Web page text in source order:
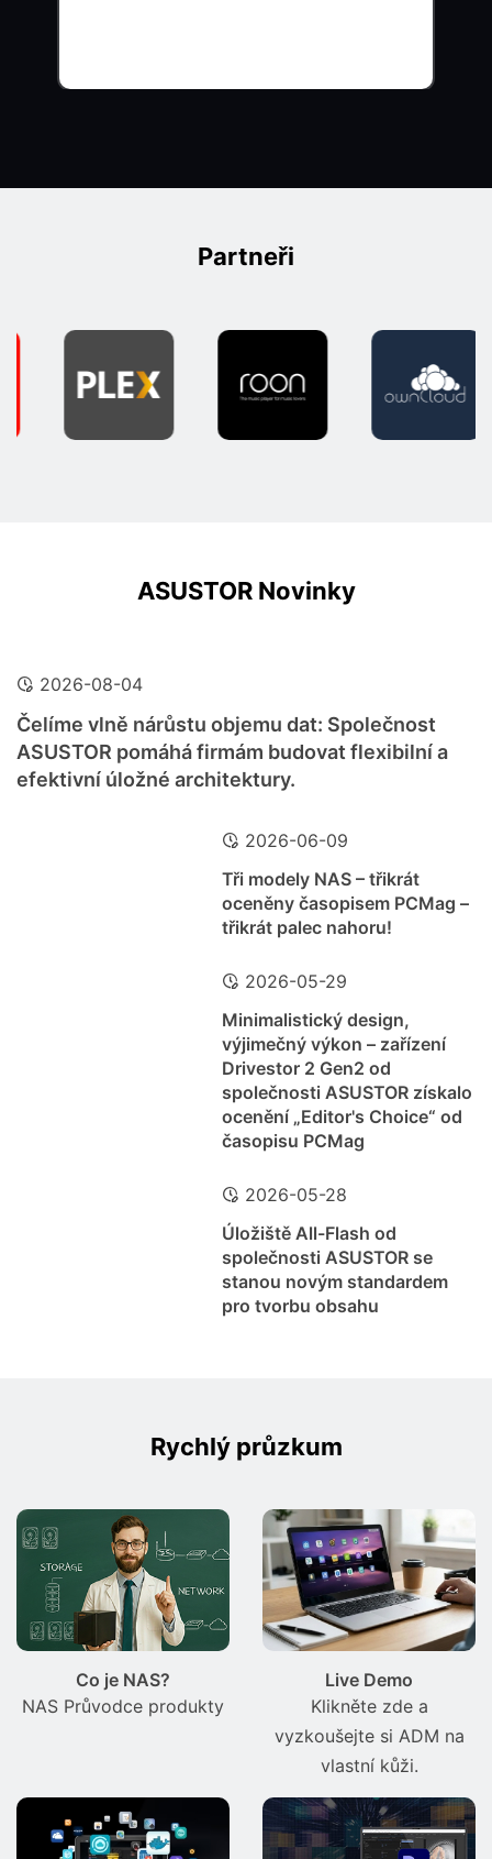
Partneři
ASUSTOR Novinky
2026-08-04
Čelíme vlně nárůstu objemu dat: Společnost
ASUSTOR pomáhá firmám budovat flexibilní a
efektivní úložné architektury.
2026-06-09
Tři modely NAS – třikrát
oceněny časopisem PCMag –
třikrát palec nahoru!
2026-05-29
Minimalistický design,
výjimečný výkon – zařízení
Drivestor 2 Gen2 od
společnosti ASUSTOR získalo
ocenění „Editor's Choice“ od
časopisu PCMag
2026-05-28
Úložiště All-Flash od
společnosti ASUSTOR se
stanou novým standardem
pro tvorbu obsahu
Rychlý průzkum
Co je NAS?
NAS Průvodce produkty
Live Demo
Klikněte zde a
vyzkoušejte si ADM na
vlastní kůži.